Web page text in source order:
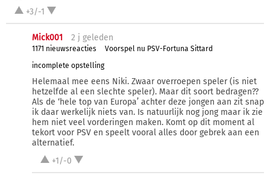
+3/-1
Mick001 2 j geleden
1171 nieuwsreacties
Voorspel nu PSV-Fortuna Sittard
incomplete opstelling
Helemaal mee eens Niki. Zwaar overroepen speler (is niet
hetzelfde al een slechte speler). Maar dit soort bedragen??
Als de ‘hele top van Europa’ achter deze jongen aan zit snap
ik daar werkelijk niets van. Is natuurlijk nog jong maar ik zie
hem niet veel vorderingen maken. Komt op dit moment al
tekort voor PSV en speelt vooral alles door gebrek aan een
alternatief.
+1/-0